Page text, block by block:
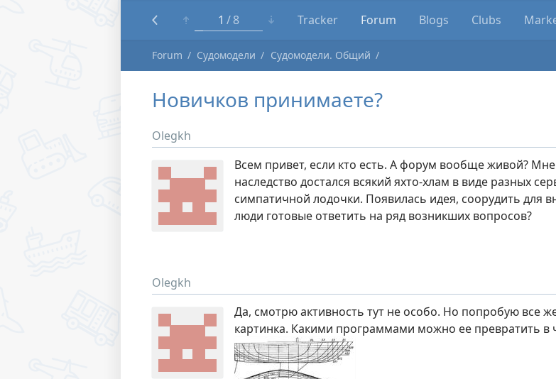
1 8 Tracker Forum Blogs Clubs
Forum Судомодели Судомодели. Общий
Новичков принимаете?
Olegkh
Всем привет, если кто есть. А форум вообще живой? Мне
наследство достался всякий яхто-хлам в виде разных
симпатичной лодочки. Появилась идея, соорудить для
люди готовые ответить на ряд возникших вопросов?
Olegkh
Да, смотрю активность тут не особо. Но попробую все
картинка. Какими программами можно ее превратить